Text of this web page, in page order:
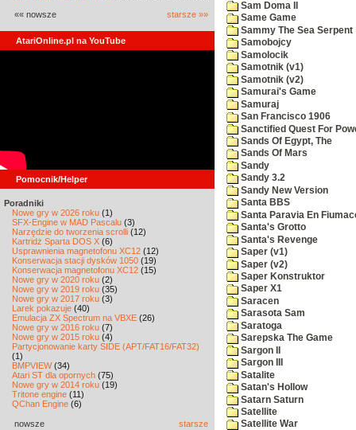
«« nowsze starsze »»
AtariOnline.pl na YouTube
Pomocnik/Helper
Poradniki
Nowe gry w 2026 roku (1)
SFX-Engine w MAD Pascalu (3)
Narzędzie do tworzenia scrolli (12)
Kartridż Sparta DOS X (6)
Usprawnienia magnetofonu XC12 (12)
Konserwacja stacji dysków 1050 (19)
Konserwacja magnetofonu XC12 (15)
Nowe gry w 2020 roku (2)
Nowe gry w 2019 roku (35)
Nowe gry w 2017 roku (3)
Larek pokazuje (40)
Emulacja ZX Spectrum na VBXE (26)
Nowe gry w 2016 roku (7)
Nowe gry w 2015 roku (4)
Partycjonowanie karty SIDE (APT/FAT16/FAT32)
(1)
BMPVIEW(34)
Atari ST dla opornych (75)
Nowe gry w 2014 roku (19)
Tritone engine (11)
QChan Engine (6)
nowsze starsze
Sam Doma II
Same Game
Sammy The Sea Serpent
Samobojcy
Samolocik
Samotnik (v1)
Samotnik (v2)
Samurai's Game
Samuraj
San Francisco 1906
Sanctified Quest For
Sands Of Egypt, The
Sands Of Mars
Sandy
Sandy 3.2
Sandy New Version
Santa BBS
Santa Paravia En
Santa's Grotto
Santa's Revenge
Saper (v1)
Saper (v2)
Saper Konstruktor
Saper X1
Saracen
Sarasota Sam
Saratoga
Sarepska The Game
Sargon II
Sargon III
Satalite
Satan's Hollow
Satarn Saturn
Satellite
Satellite War